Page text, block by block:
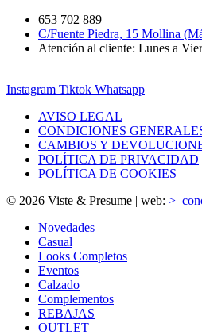
653 702 889
C/Fuente Piedra, 15 Mollina
Atención al cliente: Lunes a
Instagram Tiktok Whatsapp
AVISO LEGAL
CONDICIONES
CAMBIOS Y
POLÍTICA DE PRIVACIDAD
POLÍTICA DE COOKIES
© 2026 Viste & Presume | web:
Novedades
Casual
Looks Completos
Eventos
Calzado
Complementos
REBAJAS
OUTLET